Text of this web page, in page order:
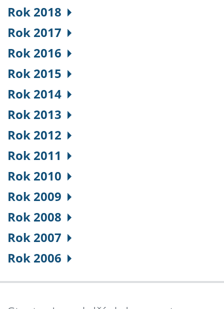
Rok 2018
Rok 2017
Rok 2016
Rok 2015
Rok 2014
Rok 2013
Rok 2012
Rok 2011
Rok 2010
Rok 2009
Rok 2008
Rok 2007
Rok 2006